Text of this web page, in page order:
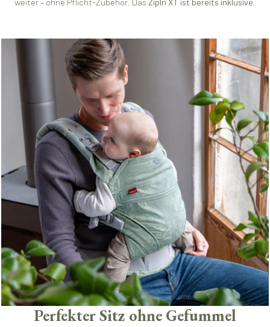
Perfekter Sitz ohne Gefummel